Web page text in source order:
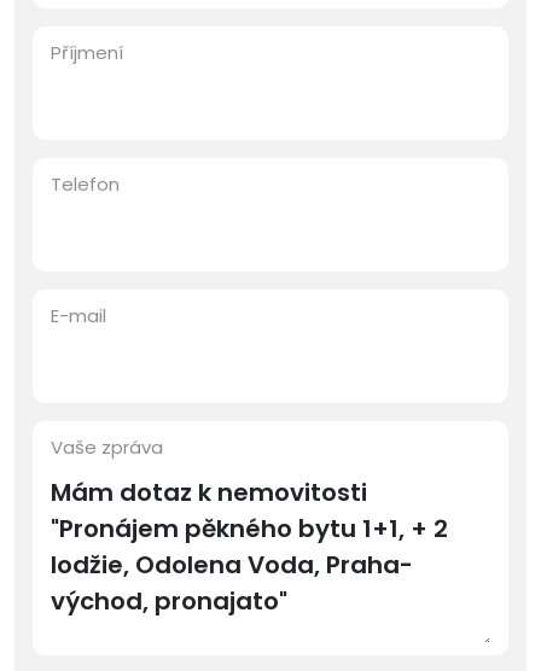
Příjmení
Telefon
E-mail
Vaše zpráva